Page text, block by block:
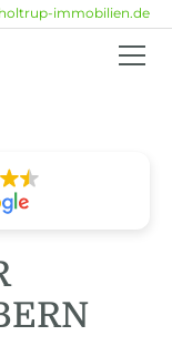
immobilien.de